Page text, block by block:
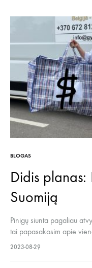
BLOGAS
Didis planas:
Suomiją
Pinigų siunta pagaliau
tai papasakosim apie
kur prasimanyti pinigų ir
2023-08-29